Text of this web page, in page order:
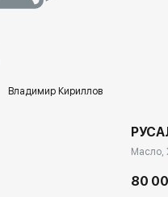
Владимир Кириллов
Масло,
80